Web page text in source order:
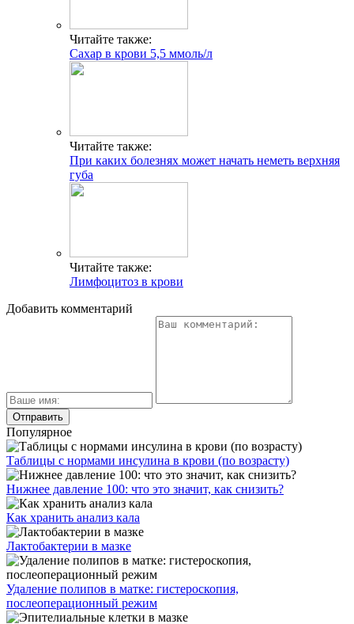
Читайте также:
Сахар в крови 5,5 ммоль/л
Читайте также:
При каких болезнях может начать неметь верхняя
губа
Читайте также:
Лимфоцитоз в крови
Добавить комментарий
Популярное
Таблицы с нормами инсулина в крови (по возрасту)
Нижнее давление 100: что это значит, как снизить?
Как хранить анализ кала
Лактобактерии в мазке
Удаление полипов в матке: гистероскопия,
послеоперационный режим